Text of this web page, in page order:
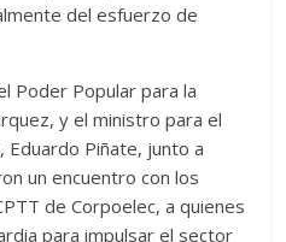
del esfuerzo de
Poder Popular para la
y el ministro para el
Eduardo Piñate, junto a
un encuentro con los
de Corpoelec, a quienes
para impulsar el sector